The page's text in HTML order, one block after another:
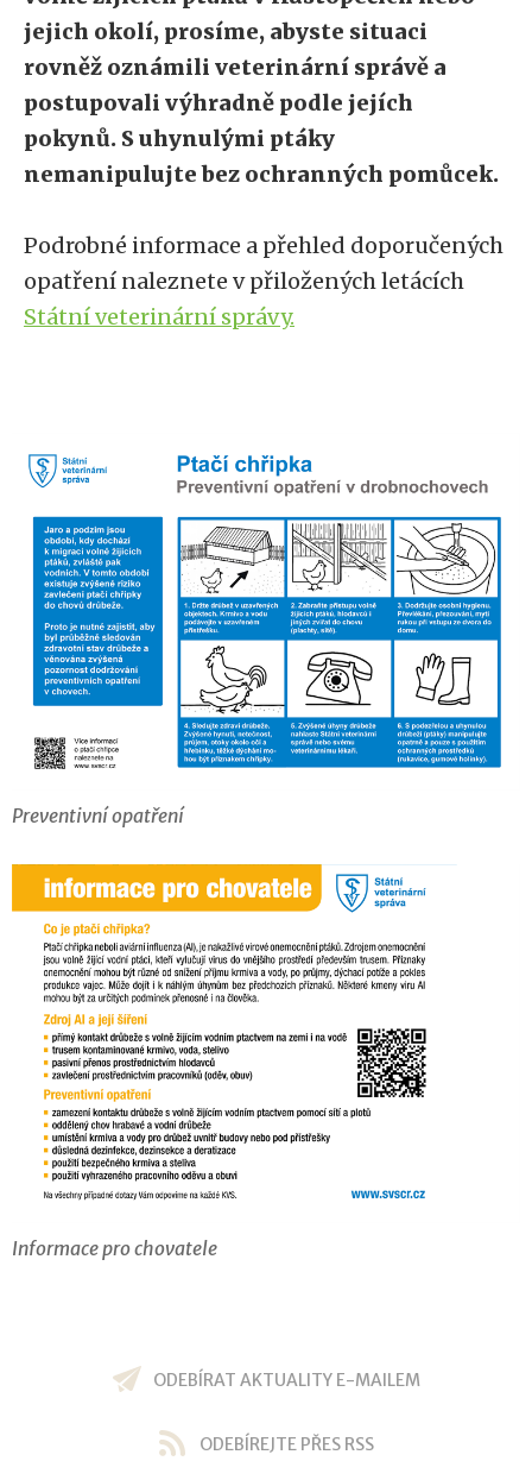
jejich okolí, prosíme, abyste situaci
rovněž oznámili veterinární správě a
postupovali výhradně podle jejích
pokynů. S uhynulými ptáky
nemanipulujte bez ochranných pomůcek.
Podrobné informace a přehled doporučených
opatření naleznete v přiložených letácích
Státní veterinární správy.
Preventivní opatření
Informace pro chovatele
ODEBÍRAT AKTUALITY E-MAILEM
ODEBÍREJTE PŘES RSS